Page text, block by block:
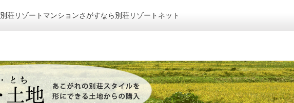
別荘リゾートマンションさがすなら別荘リゾートネット